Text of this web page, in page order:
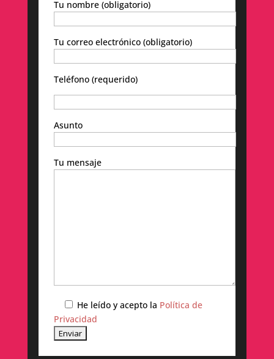
Tu nombre (obligatorio)
Tu correo electrónico (obligatorio)
Teléfono (requerido)
Asunto
Tu mensaje
He leído y acepto la Política de
Privacidad